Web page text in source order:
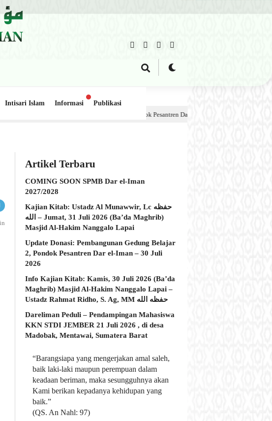
Intisari Islam Informasi
Publikasi
Gedung Belajar 2, Pondok Pesantren Dar el-Iman – 30 Juli 2026
Artikel Terbaru
COMING SOON SPMB Dar el-Iman
2027/2028
Kajian Kitab: Ustadz Al Munawwir, Lc حفظه
الله – Jumat, 31 Juli 2026 (Ba’da Maghrib)
Masjid Al-Hakim Nanggalo Lapai
Update Donasi: Pembangunan Gedung Belajar
2, Pondok Pesantren Dar el-Iman – 30 Juli
2026
Info Kajian Kitab: Kamis, 30 Juli 2026 (Ba’da
Maghrib) Masjid Al-Hakim Nanggalo Lapai –
Ustadz Rahmat Ridho, S. Ag, MM حفظه الله
Dareliman Peduli – Pendampingan Mahasiswa
KKN STDI JEMBER 21 Juli 2026 , di desa
Madobak, Mentawai, Sumatera Barat
“Barangsiapa yang mengerjakan amal saleh,
baik laki-laki maupun perempuan dalam
keadaan beriman, maka sesungguhnya akan
Kami berikan kepadanya kehidupan yang
baik.”
(QS. An Nahl: 97)